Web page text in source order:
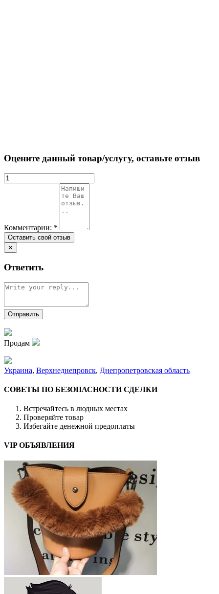
Оцените данный товар/услугу, оставьте отзыв
Комментарии: *
✕
Ответить
Продам
Украина, Верхнеднепровск, Днепропетровская область
СОВЕТЫ ПО БЕЗОПАСНОСТИ СДЕЛКИ
Встречайтесь в людных местах
Проверяйте товар
Избегайте денежной предоплаты
VIP ОБЪЯВЛЕНИЯ